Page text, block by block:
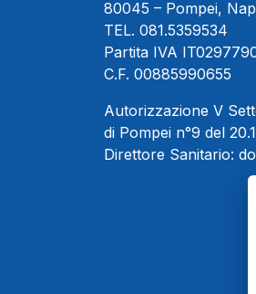
80045 – Pompei,
TEL. 081.5359534
Partita IVA
C.F. 00885990655
Autorizzazione V
di Pompei n°9 del
Direttore Sanitario: